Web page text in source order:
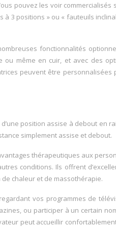
pouvez les voir commercialisés
à 3 positions » ou « fauteuils
fonctionnalités
ou même en cuir, et avec des
peuvent être personnalisées
position assise à debout en
simplement assise et debout.
thérapeutiques aux
conditions. Ils offrent
chaleur et de massothérapie.
vos programmes de
ou participer à un certain
peut accueillir